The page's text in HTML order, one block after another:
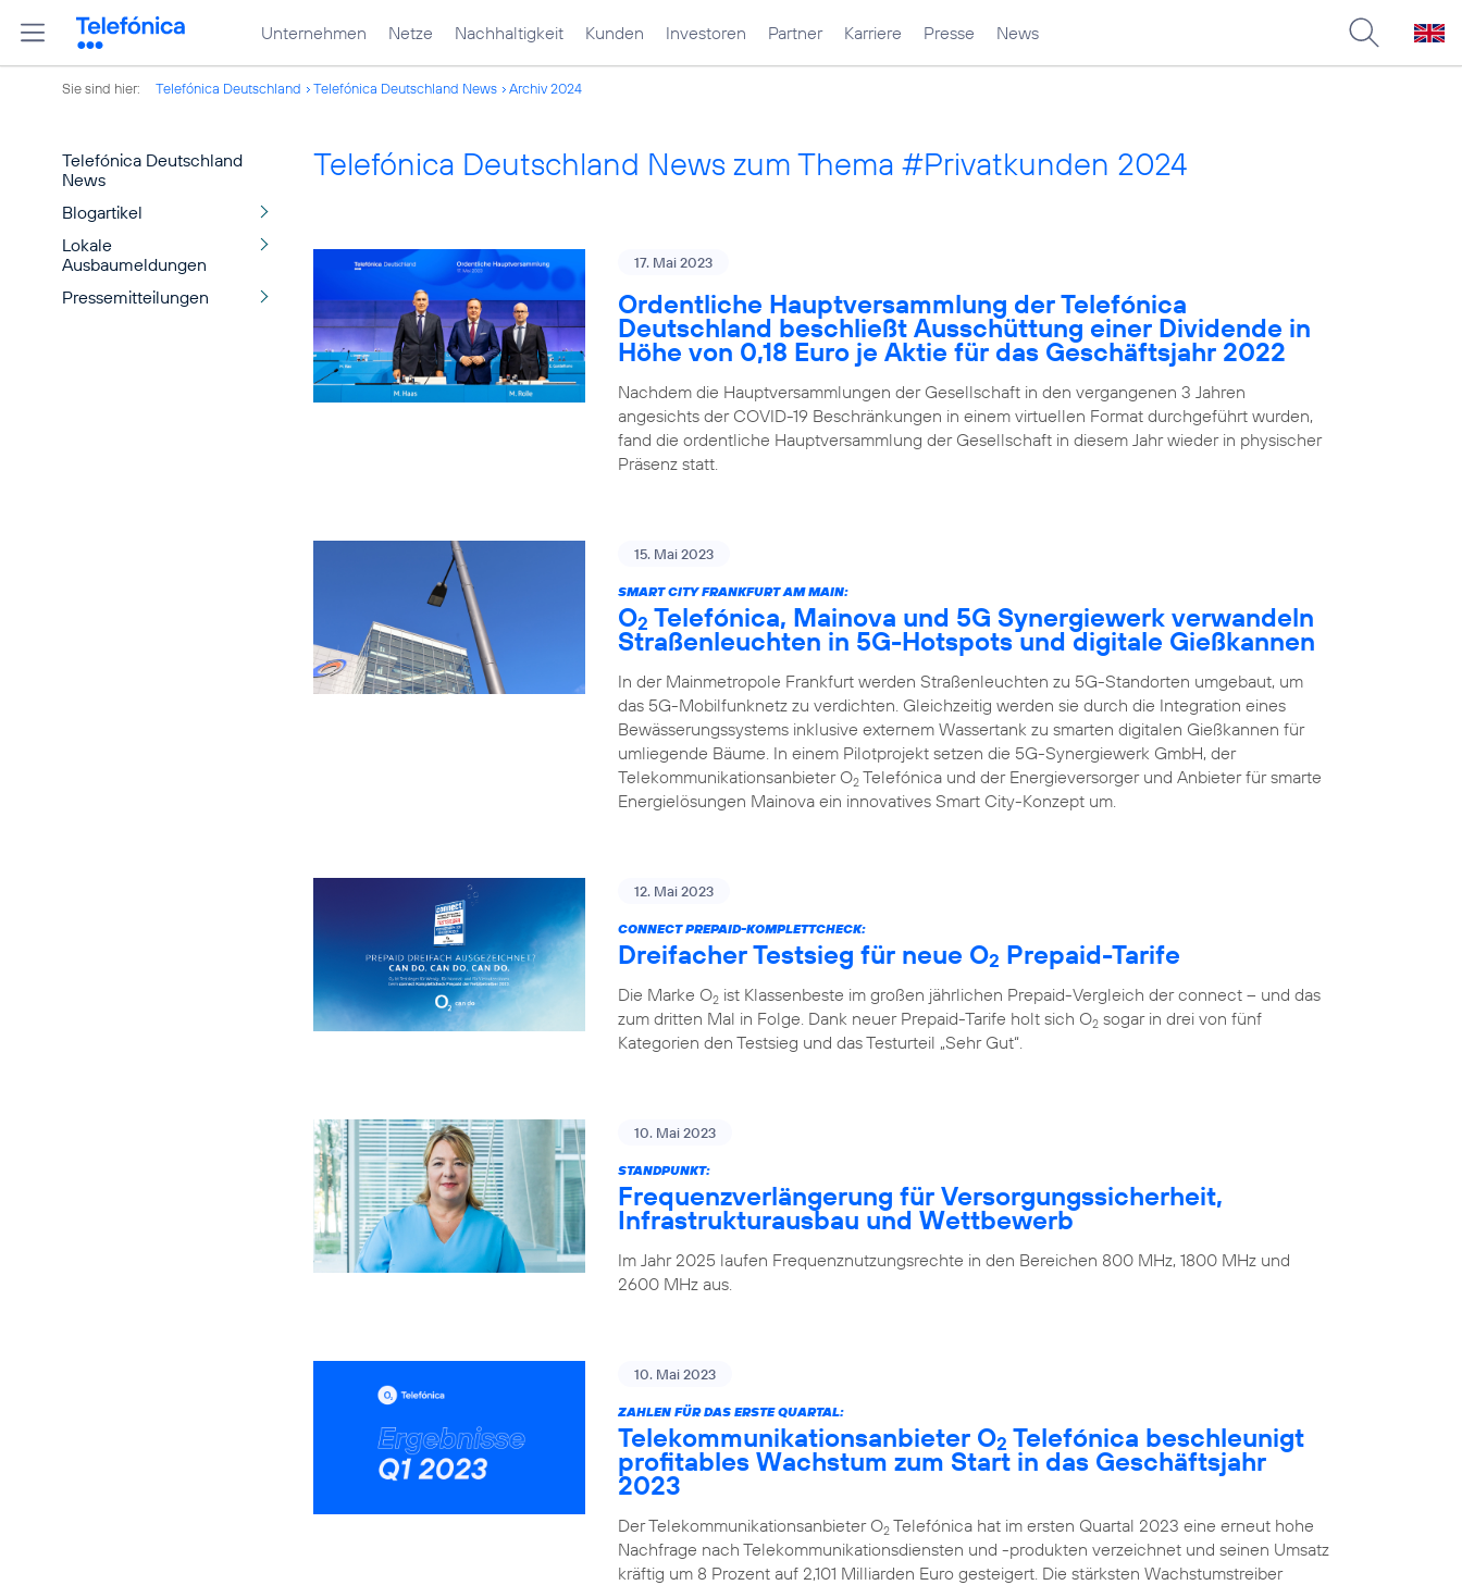
Unternehmen Netze Nachhaltigkeit Kunden Investoren Partner Karriere Presse News
Sie sind hier: Telefónica Deutschland Telefónica Deutschland News Archiv 2024
Telefónica Deutschland
News
Blogartikel
Lokale
Ausbaumeldungen
Pressemitteilungen
Telefónica Deutschland News zum Thema #Privatkunden 2024
17. Mai 2023
Ordentliche Hauptversammlung der Telefónica
Deutschland beschließt Ausschüttung einer Dividende in
Höhe von 0,18 Euro je Aktie für das Geschäftsjahr 2022
Nachdem die Hauptversammlungen der Gesellschaft in den vergangenen 3 Jahren
angesichts der COVID-19 Beschränkungen in einem virtuellen Format durchgeführt wurden,
fand die ordentliche Hauptversammlung der Gesellschaft in diesem Jahr wieder in physischer
Präsenz statt.
15. Mai 2023
SMART CITY FRANKFURT AM MAIN:
O2 Telefónica, Mainova und 5G Synergiewerk verwandeln
Straßenleuchten in 5G-Hotspots und digitale Gießkannen
In der Mainmetropole Frankfurt werden Straßenleuchten zu 5G-Standorten umgebaut, um
das 5G-Mobilfunknetz zu verdichten. Gleichzeitig werden sie durch die Integration eines
Bewässerungssystems inklusive externem Wassertank zu smarten digitalen Gießkannen für
umliegende Bäume. In einem Pilotprojekt setzen die 5G-Synergiewerk GmbH, der
Telekommunikationsanbieter O2 Telefónica und der Energieversorger und Anbieter für smarte
Energielösungen Mainova ein innovatives Smart City-Konzept um.
12. Mai 2023
CONNECT PREPAID-KOMPLETTCHECK:
Dreifacher Testsieg für neue O2 Prepaid-Tarife
Die Marke O2 ist Klassenbeste im großen jährlichen Prepaid-Vergleich der connect – und das
zum dritten Mal in Folge. Dank neuer Prepaid-Tarife holt sich O2 sogar in drei von fünf
Kategorien den Testsieg und das Testurteil „Sehr Gut“.
10. Mai 2023
STANDPUNKT:
Frequenzverlängerung für Versorgungssicherheit,
Infrastrukturausbau und Wettbewerb
Im Jahr 2025 laufen Frequenznutzungsrechte in den Bereichen 800 MHz, 1800 MHz und
2600 MHz aus.
10. Mai 2023
ZAHLEN FÜR DAS ERSTE QUARTAL:
Telekommunikationsanbieter O2 Telefónica beschleunigt
profitables Wachstum zum Start in das Geschäftsjahr
2023
Der Telekommunikationsanbieter O2 Telefónica hat im ersten Quartal 2023 eine erneut hohe
Nachfrage nach Telekommunikationsdiensten und -produkten verzeichnet und seinen Umsatz
kräftig um 8 Prozent auf 2,101 Milliarden Euro gesteigert. Die stärksten Wachstumstreiber